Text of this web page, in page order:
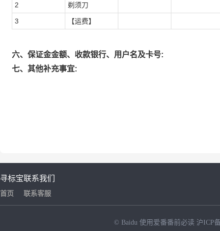
2 剃须刀
3 【运费】
六、保证金金额、收款银行、用户名及卡号:
七、其他补充事宜:
寻标宝
首页
联系我们
联系客服
© Baidu 使用爱番番前必读 沪ICP